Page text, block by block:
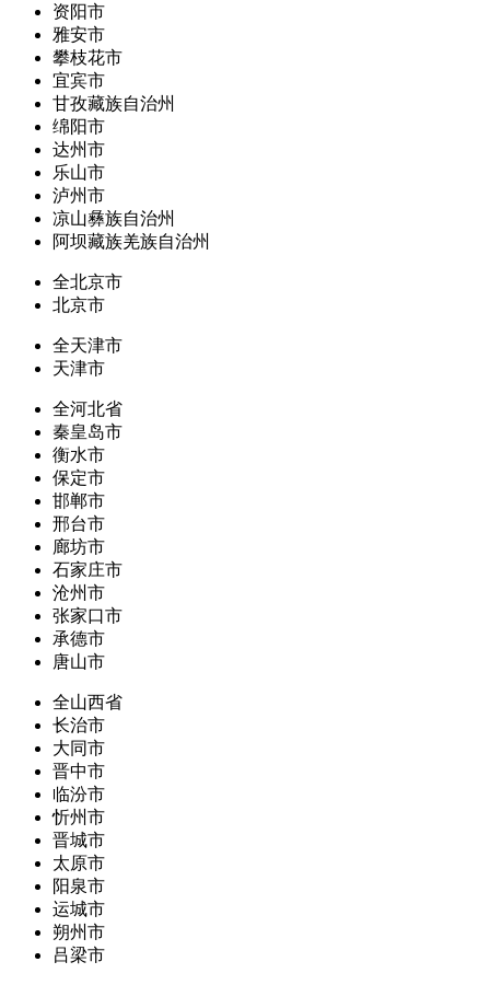
资阳市
雅安市
攀枝花市
宜宾市
甘孜藏族自治州
绵阳市
达州市
乐山市
泸州市
凉山彝族自治州
阿坝藏族羌族自治州
全北京市
北京市
全天津市
天津市
全河北省
秦皇岛市
衡水市
保定市
邯郸市
邢台市
廊坊市
石家庄市
沧州市
张家口市
承德市
唐山市
全山西省
长治市
大同市
晋中市
临汾市
忻州市
晋城市
太原市
阳泉市
运城市
朔州市
吕梁市